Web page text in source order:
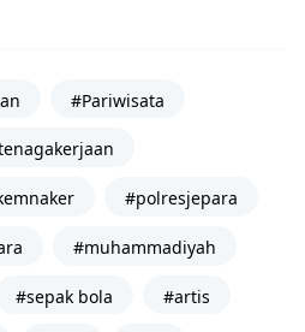
#Pariwisata
#polresjepara
#muhammadiyah
#sepak bola #artis